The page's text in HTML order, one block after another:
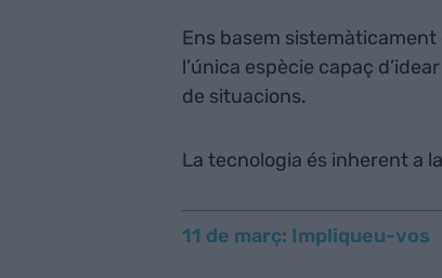
Ens basem sistemàticament
l’única espècie capaç
de situacions.
La tecnologia és inherent a
11 de març: Impliqueu-vos